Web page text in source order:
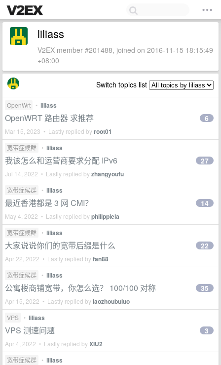
liliass
V2EX member #201488, joined on 2016-11-15 18:15:49
+08:00
Switch topics list
OpenWrt • liliass
OpenWRT 路由器 求推荐
Mar 15, 2023 • Lastly replied byroot01
6
宽带症候群 • liliass
我该怎么和运营商要求分配 IPv6
Jul 14, 2022 • Lastly replied byzhangyoufu
27
宽带症候群 • liliass
最近香港都是 3 网 CMI？
May 4, 2022 • Lastly replied byphilippiela
14
宽带症候群 • liliass
大家说说你们的宽带后缀是什么
Apr 22, 2022 • Lastly replied byfan88
22
宽带症候群 • liliass
公寓楼商铺宽带，你怎么选？ 100/100 对称
Apr 15, 2022 • Lastly replied bylaozhoubuluo
35
VPS • liliass
VPS 测速问题
Apr 4, 2022 • Lastly replied byXIU2
3
宽带症候群 • liliass